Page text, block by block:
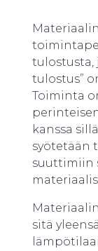
tulostusta,
tulostus”
Toiminta
kanssa
syötetään
suuttimiin
sitä